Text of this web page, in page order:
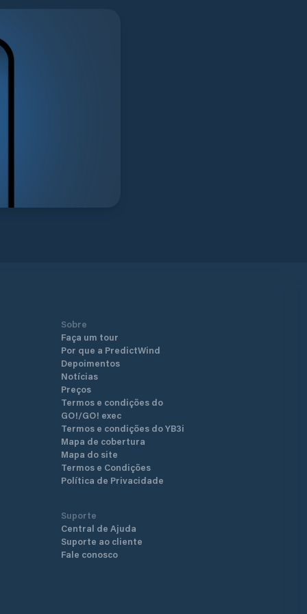
Sobre
Faça um tour
Por que a PredictWind
Depoimentos
Notícias
Preços
Termos e condições do
GO!/GO! exec
Termos e condições do YB3i
Mapa de cobertura
Mapa do site
Termos e Condições
Política de Privacidade
Suporte
Central de Ajuda
Suporte ao cliente
Fale conosco